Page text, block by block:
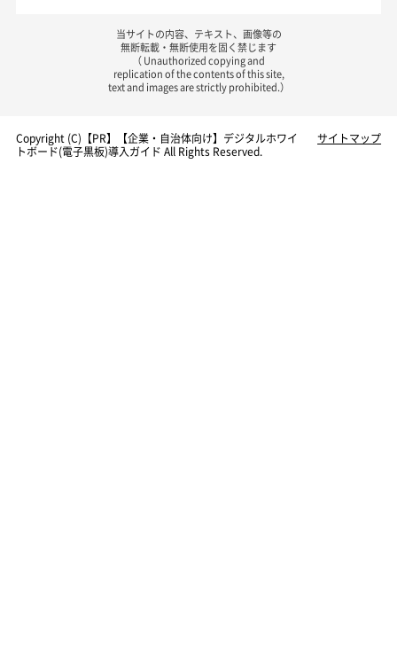
当サイトの内容、テキスト、画像等の
無断転載・無断使用を固く禁じます
（ Unauthorized copying and
replication of the contents of this site,
text and images are strictly prohibited.）
サイトマップ
Copyright (C)【PR】
【企業・自治体向け】デジタルホワイ
トボード(電子黒板)導入ガイド All Rights Reserved.